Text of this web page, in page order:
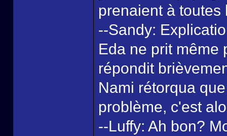
prenaient à toutes
--Sandy:
Eda ne prit même
répondit
Nami rétorqua
problème, c'est
--Luffy: Ah bon?